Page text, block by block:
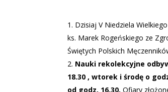
Dzisiaj V Niedziela
ks. Marek Rogeńskiego ze
Świętych Polskich
Nauki rekolekcyjne
18.30 , wtorek i środę o
od godz. 16.30. Ofiary